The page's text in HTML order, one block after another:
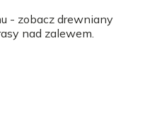
- zobacz drewniany
nad zalewem.